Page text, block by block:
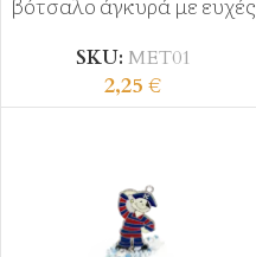
SKU: ΜΕΤ01
2,25€